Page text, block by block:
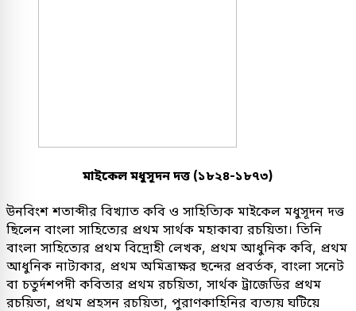
মাইকেল মধুসূদন দত্ত (১৮২৪-১৮৭৩)
উনবিংশ শতাব্দীর বিখ্যাত কবি ও সাহিত্যিক মাইকেল মধুসূদন দত্ত
ছিলেন বাংলা সাহিত্যের প্রথম সার্থক মহাকাব্য রচয়িতা। তিনি
বাংলা সাহিত্যের প্রথম বিদ্রোহী লেখক, প্রথম আধুনিক কবি, প্রথম
আধুনিক নাট্যকার, প্রথম অমিত্রাক্ষর ছন্দের প্রবর্তক, বাংলা সনেট
বা চতুর্দশপদী কবিতার প্রথম রচয়িতা, সার্থক ট্রাজেডির প্রথম
রচয়িতা, প্রথম প্রহসন রচয়িতা, পুরাণকাহিনির ব্যত্যয় ঘটিয়ে